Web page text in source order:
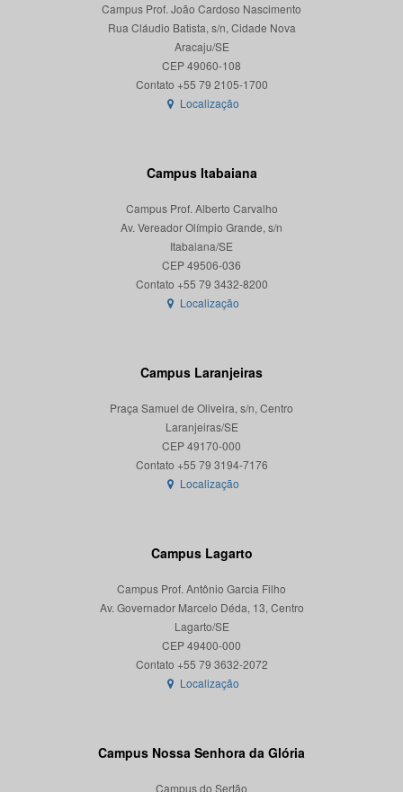
Campus Prof. João Cardoso Nascimento
Rua Cláudio Batista, s/n, Cidade Nova
Aracaju/SE
CEP 49060-108
Localização
Campus Itabaiana
Campus Prof. Alberto Carvalho
Av. Vereador Olímpio Grande, s/n
Itabaiana/SE
CEP 49506-036
Localização
Campus Laranjeiras
Praça Samuel de Oliveira, s/n, Centro
Laranjeiras/SE
CEP 49170-000
Localização
Campus Lagarto
Campus Prof. Antônio Garcia Filho
Av. Governador Marcelo Déda, 13, Centro
Lagarto/SE
CEP 49400-000
Localização
Campus Nossa Senhora da Glória
Campus do Sertão